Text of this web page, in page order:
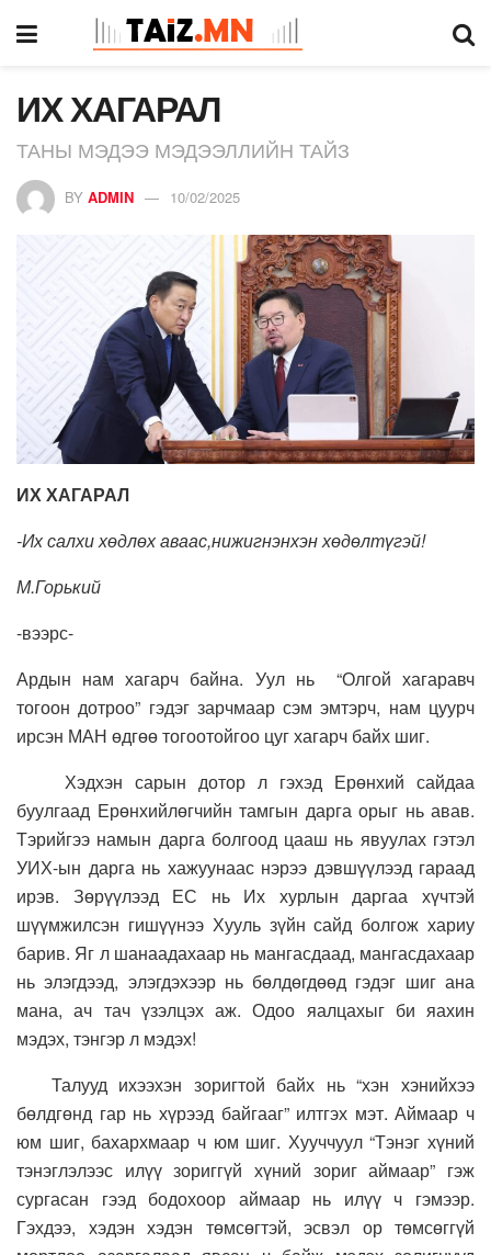
ИХ ХАГАРАЛ
ТАНЫ МЭДЭЭ МЭДЭЭЛЛИЙН ТАЙЗ
BY ADMIN 10/02/2025
ИХ ХАГАРАЛ
-Их салхи хөдлөх аваас,нижигнэнхэн хөдөлтүгэй!
М.Горький
-вээрс-
Ардын нам хагарч байна. Уул нь “Олгой хагаравч
тогоон дотроо” гэдэг зарчмаар сэм эмтэрч, нам цуурч
ирсэн МАН өдгөө тогоотойгоо цуг хагарч байх шиг.
Хэдхэн сарын дотор л гэхэд Ерөнхий сайдаа
буулгаад Ерөнхийлөгчийн тамгын дарга орыг нь авав.
Тэрийгээ намын дарга болгоод цааш нь явуулах гэтэл
УИХ-ын дарга нь хажуунаас нэрээ дэвшүүлээд гараад
ирэв. Зөрүүлээд ЕС нь Их хурлын даргаа хүчтэй
шүүмжилсэн гишүүнээ Хууль зүйн сайд болгож хариу
барив. Яг л шанаадахаар нь мангасдаад, мангасдахаар
нь элэгдээд, элэгдэхээр нь бөлдөгдөөд гэдэг шиг ана
мана, ач тач үзэлцэх аж. Одоо яалцахыг би яахин
мэдэх, тэнгэр л мэдэх!
Талууд ихээхэн зоригтой байх нь “хэн хэнийхээ
бөлдгөнд гар нь хүрээд байгааг” илтгэх мэт. Аймаар ч
юм шиг, бахархмаар ч юм шиг. Хууччуул “Тэнэг хүний
тэнэглэлээс илүү зориггүй хүний зориг аймаар” гэж
сургасан гээд бодохоор аймаар нь илүү ч гэмээр.
Гэхдээ, хэдэн хэдэн төмсөгтэй, эсвэл ор төмсөггүй